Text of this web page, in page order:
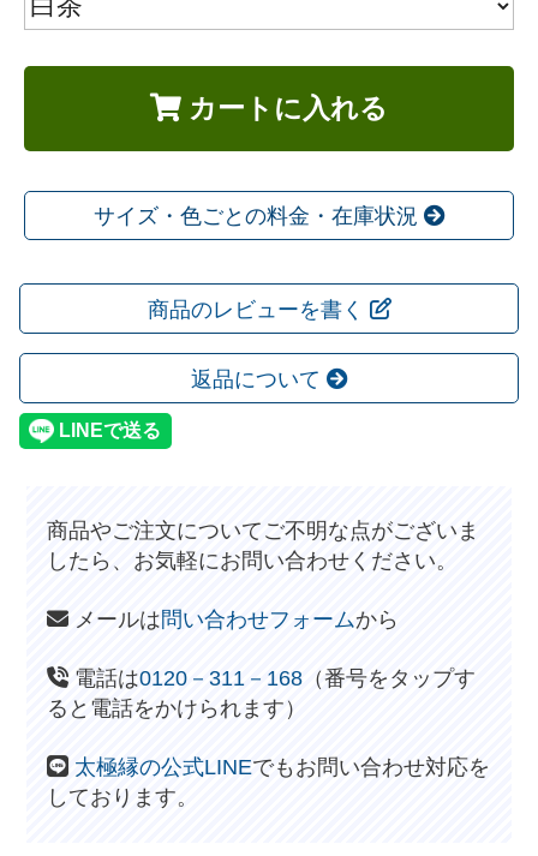
カートに入れる
サイズ・色ごとの料金・在庫状況
商品のレビューを書く
返品について
商品やご注文についてご不明な点がございま
したら、お気軽にお問い合わせください。
メールは問い合わせフォームから
電話は0120－311－168 （番号をタップす
ると電話をかけられます）
太極縁の公式LINEでもお問い合わせ対応を
しております。